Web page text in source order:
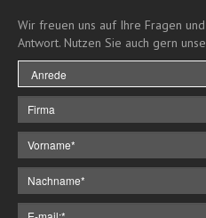
Wir freuen uns auf Ihre Fragen
Antwort. Nutzen Sie auch gern